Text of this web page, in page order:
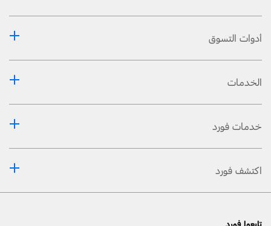
أدوات التسوق
الخدمات
خدمات فورد
اكتشف فورد